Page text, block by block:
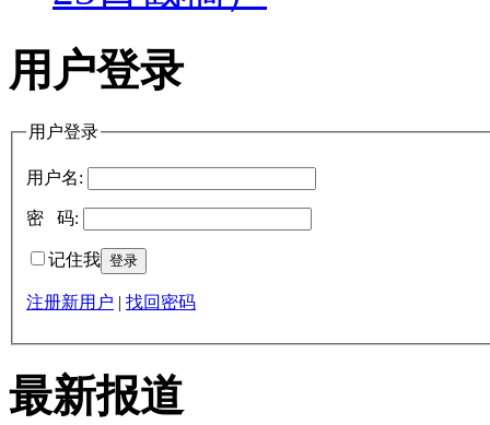
用户登录
用户登录
用户名:
密 码:
记住我
注册新用户 找回密码
最新报道